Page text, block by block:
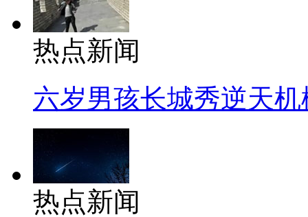
热点新闻
六岁男孩长城秀逆天机
热点新闻